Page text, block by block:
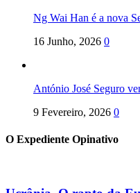
Ng Wai Han é a nova
16 Junho, 2026 0
António José Seguro
9 Fevereiro, 2026 0
O Expediente Opinativo